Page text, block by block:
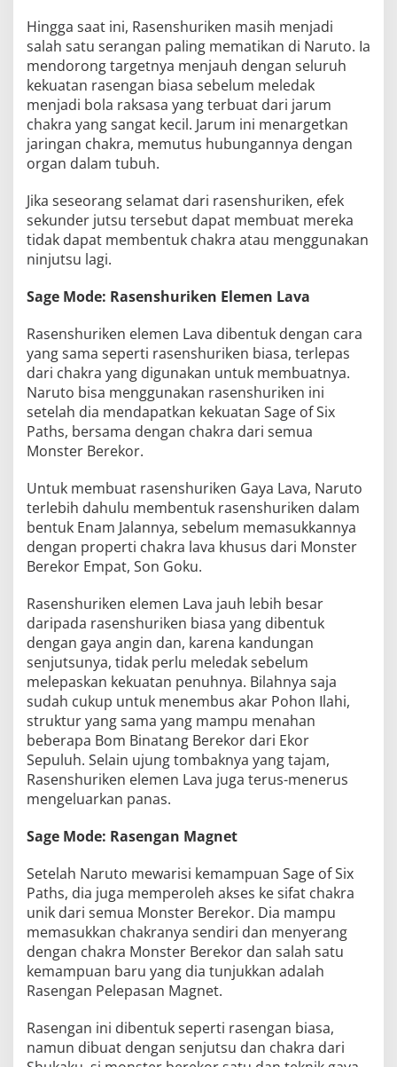
Hingga saat ini, Rasenshuriken masih menjadi
salah satu serangan paling mematikan di Naruto. Ia
mendorong targetnya menjauh dengan seluruh
kekuatan rasengan biasa sebelum meledak
menjadi bola raksasa yang terbuat dari jarum
chakra yang sangat kecil. Jarum ini menargetkan
jaringan chakra, memutus hubungannya dengan
organ dalam tubuh.
Jika seseorang selamat dari rasenshuriken, efek
sekunder jutsu tersebut dapat membuat mereka
tidak dapat membentuk chakra atau menggunakan
ninjutsu lagi.
Sage Mode: Rasenshuriken Elemen Lava
Rasenshuriken elemen Lava dibentuk dengan cara
yang sama seperti rasenshuriken biasa, terlepas
dari chakra yang digunakan untuk membuatnya.
Naruto bisa menggunakan rasenshuriken ini
setelah dia mendapatkan kekuatan Sage of Six
Paths, bersama dengan chakra dari semua
Monster Berekor.
Untuk membuat rasenshuriken Gaya Lava, Naruto
terlebih dahulu membentuk rasenshuriken dalam
bentuk Enam Jalannya, sebelum memasukkannya
dengan properti chakra lava khusus dari Monster
Berekor Empat, Son Goku.
Rasenshuriken elemen Lava jauh lebih besar
daripada rasenshuriken biasa yang dibentuk
dengan gaya angin dan, karena kandungan
senjutsunya, tidak perlu meledak sebelum
melepaskan kekuatan penuhnya. Bilahnya saja
sudah cukup untuk menembus akar Pohon Ilahi,
struktur yang sama yang mampu menahan
beberapa Bom Binatang Berekor dari Ekor
Sepuluh. Selain ujung tombaknya yang tajam,
Rasenshuriken elemen Lava juga terus-menerus
mengeluarkan panas.
Sage Mode: Rasengan Magnet
Setelah Naruto mewarisi kemampuan Sage of Six
Paths, dia juga memperoleh akses ke sifat chakra
unik dari semua Monster Berekor. Dia mampu
memasukkan chakranya sendiri dan menyerang
dengan chakra Monster Berekor dan salah satu
kemampuan baru yang dia tunjukkan adalah
Rasengan Pelepasan Magnet.
Rasengan ini dibentuk seperti rasengan biasa,
namun dibuat dengan senjutsu dan chakra dari